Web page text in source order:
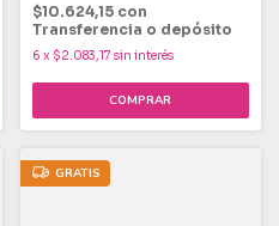
$10.624,15 con
Transferencia o depósito
6 x $2.083,17 sin interés
GRATIS